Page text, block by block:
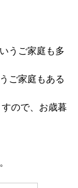
うご家庭も多
ご家庭もある
ので、お歳暮